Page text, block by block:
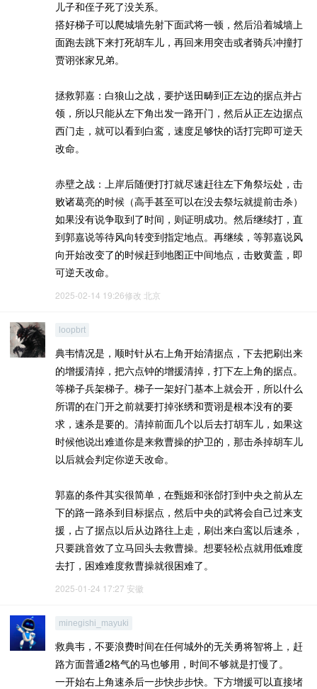
儿子和侄子死了没关系。
搭好梯子可以爬城墙先射下面武将一顿，然后沿着城墙上
面跑去跳下来打死胡车儿，再回来用突击或者骑兵冲撞打
贾诩张家兄弟。
拯救郭嘉：白狼山之战，要护送田畴到正左边的据点并占
领，所以只能从左下角出发一路开门，然后从正左边据点
西门走，就可以看到白鸾，速度足够快的话打完即可逆天
改命。
赤壁之战：上岸后随便打打就尽速赶往左下角祭坛处，击
败诸葛亮的时候（高手甚至可以在没去祭坛就提前击杀）
如果没有说争取到了时间，则证明成功。然后继续打，直
到郭嘉说等待风向转变到指定地点。再继续，等郭嘉说风
向开始改变了的时候赶到地图正中间地点，击败黄盖，即
可逆天改命。
2025-02-14 19:26修改 北京
loopbrt
典韦情况是，顺时针从右上角开始清据点，下去把刷出来
的增援清掉，把六点钟的增援清掉，打下左上角的据点。
等梯子兵架梯子。梯子一架好门基本上就会开，所以什么
所谓的在门开之前就要打掉张绣和贾诩是根本没有的要
求，速杀是要的。清掉前面几个以后去打胡车儿，如果这
时候他说出难道你是来救曹操的护卫的，那击杀掉胡车儿
以后就会判定你逆天改命。
郭嘉的条件其实很简单，在甄姬和张郃打到中央之前从左
下的路一路杀到目标据点，然后中央的武将会自己过来支
援，占了据点以后从边路往上走，刷出来白鸾以后速杀，
只要跳音效了立马回头去救曹操。想要轻松点就用低难度
去打，困难难度救曹操就很困难了。
2025-01-24 17:27 安徽
minegishi_mayuki
救典韦，不要浪费时间在任何城外的无关勇将智将上，赶
路方面普通2格气的马也够用，时间不够就是打慢了。
一开始右上角速杀后一步快步步快。下方增援可以直接堵